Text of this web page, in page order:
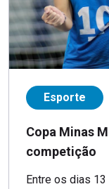
Esporte
Copa Minas
competição
Entre os dias